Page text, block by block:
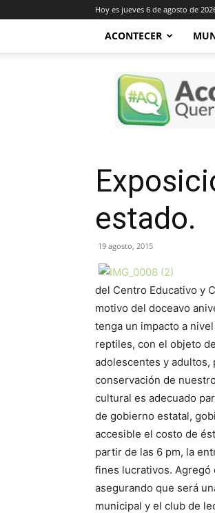
Hoy es jueves 6 de agosto de
ACONTECER
Acontecer
Querétaro
estado.
19 agosto, 2015
del Centro Educativo y
motivo del doceavo
tenga un impacto a
reptiles, con el objeto
adolescentes y adultos,
conservación de
cultural es adecuado
de gobierno estatal,
accesible el costo de
partir de las 6 pm, la
fines lucrativos. Agregó
asegurando que será
municipal y el club de